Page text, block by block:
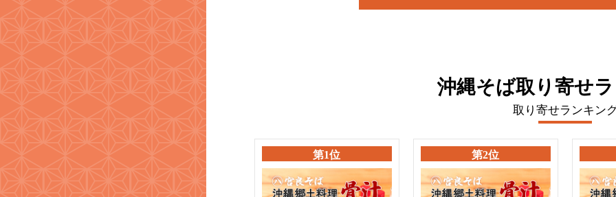
沖縄そば取り寄せ
取り寄せランキン
第1位 第2位